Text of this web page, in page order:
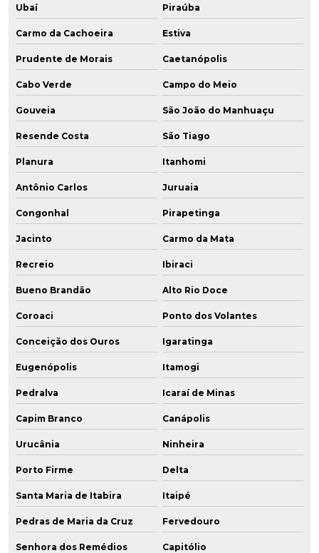
Ubaí Piraúba
Carmo da Cachoeira Estiva
Prudente de Morais Caetanópolis
Cabo Verde Campo do Meio
Gouveia São João do Manhuaçu
Resende Costa São Tiago
Planura Itanhomi
Antônio Carlos Juruaia
Congonhal Pirapetinga
Jacinto Carmo da Mata
Recreio Ibiraci
Bueno Brandão Alto Rio Doce
Coroaci Ponto dos Volantes
Conceição dos Ouros Igaratinga
Eugenópolis Itamogi
Pedralva Icaraí de Minas
Capim Branco Canápolis
Urucânia Ninheira
Porto Firme Delta
Santa Maria de Itabira Itaipé
Pedras de Maria da Cruz Fervedouro
Senhora dos Remédios Capitólio